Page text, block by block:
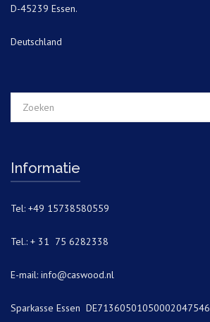
D-45239 Essen.
Deutschland
Informatie
Tel: +49 15738580559
Tel.: + 31 75 6282338
E-mail: info@caswood.nl
Sparkasse Essen DE71360501050002047546